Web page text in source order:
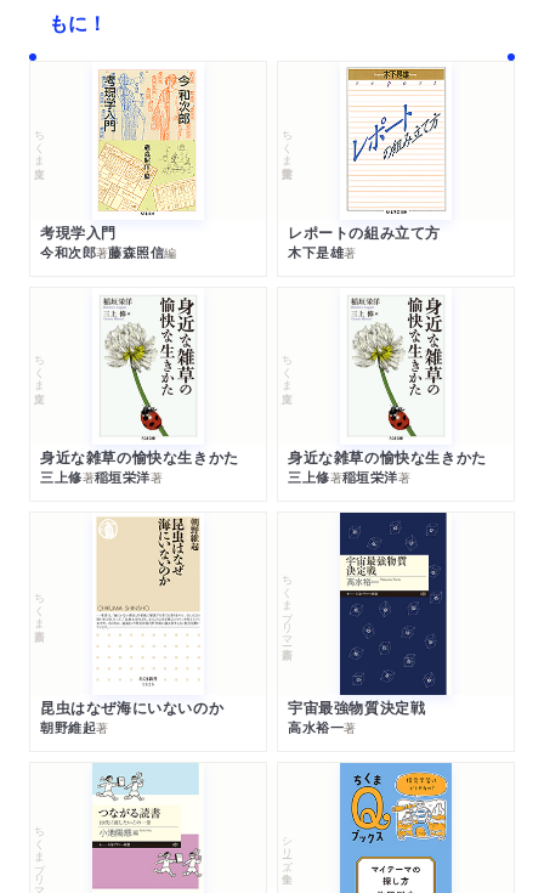
もに！
ちくま文庫
考現学入門
今和次郎著藤森照信編
ちくま学芸文庫
レポートの組み立て方
木下是雄著
ちくま文庫
身近な雑草の愉快な生きかた
三上修著稲垣栄洋著
ちくま文庫
身近な雑草の愉快な生きかた
三上修著稲垣栄洋著
ちくま新書
昆虫はなぜ海にいないのか
朝野維起著
ちくまプリマー新書
宇宙最強物質決定戦
高水裕一著
ちくまプリマー新書 シリーズ・全集